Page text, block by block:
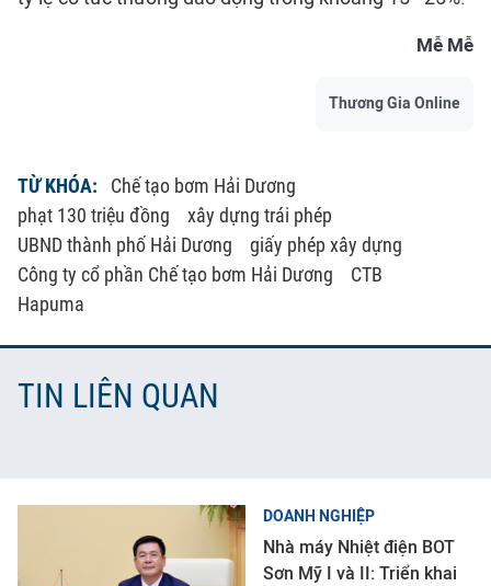
Mễ Mễ
Thương Gia Online
TỪ KHÓA:
Chế tạo bơm Hải Dương
phạt 130 triệu đồng
xây dựng trái phép
UBND thành phố Hải Dương
giấy phép xây dựng
Công ty cổ phần Chế tạo bơm Hải Dương
CTB
Hapuma
TIN LIÊN QUAN
DOANH NGHIỆP
Nhà máy Nhiệt điện BOT
Sơn Mỹ I và II: Triển khai